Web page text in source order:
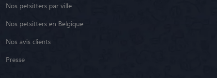
Nos petsitters par ville
Nos petsitters en Belgique
Nos avis clients
Presse